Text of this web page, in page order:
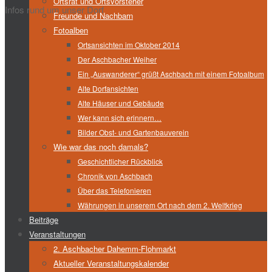
Infos rund um unser Dorf
Freunde und Nachbarn
Fotoalben
Ortsansichten im Oktober 2014
Der Aschbacher Weiher
Ein „Auswanderer“ grüßt Aschbach mit einem Fotoalbum
Alte Dorfansichten
Alte Häuser und Gebäude
Wer kann sich erinnern…
Bilder Obst- und Gartenbauverein
Wie war das noch damals?
Geschichtlicher Rückblick
Chronik von Aschbach
Über das Telefonieren
Währungen in unserem Ort nach dem 2. Weltkrieg
Beiträge
Veranstaltungen
2. Aschbacher Dahemm-Flohmarkt
Aktueller Veranstaltungskalender